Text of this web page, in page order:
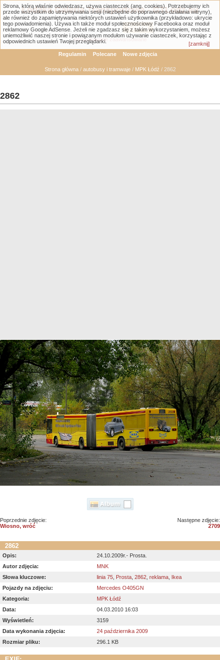
Łódzka Galeria Transportowa - GTLodz.eu
Wyszukiwanie zaawansowane
Regulamin Polecane Nowe zdjęcia
Strona główna/ autobusy i tramwaje/ MPK Łódź / 2862
2862
Poprzednie zdjęcie:
Wiosno, wróć
Następne zdjęcie:
2709
2862
Opis:
24.10.2009r.- Prosta.
Autor zdjęcia:
MNK
Słowa kluczowe:
linia 75 Prosta 2862 reklama Ikea
Pojazdy na zdjęciu:
Mercedes O405GN
Kategoria:
MPK Łódź
Data:
04.03.2010 16:03
Wyświetleń:
3159
Data wykonania zdjęcia:
24 października 2009
Rozmiar pliku:
296.1 KB
Strona, którą właśnie odwiedzasz, używa ciasteczek (ang. cookies). Potrzebujemy ich
przede wszystkim do utrzymywania sesji (niezbędne do poprawnego działania witryny),
ale również do zapamiętywania niektórych ustawień użytkownika (przykładowo: ukrycie
tego powiadomienia). Używa ich także moduł społecznościowy Facebooka oraz moduł
reklamowy Google AdSense. Jeżeli nie zgadzasz się z takim wykorzystaniem, możesz
uniemożliwić naszej stronie i powiązanym modułom używanie ciasteczek, korzystając z
odpowiednich ustawień Twojej przeglądarki.
[zamknij]